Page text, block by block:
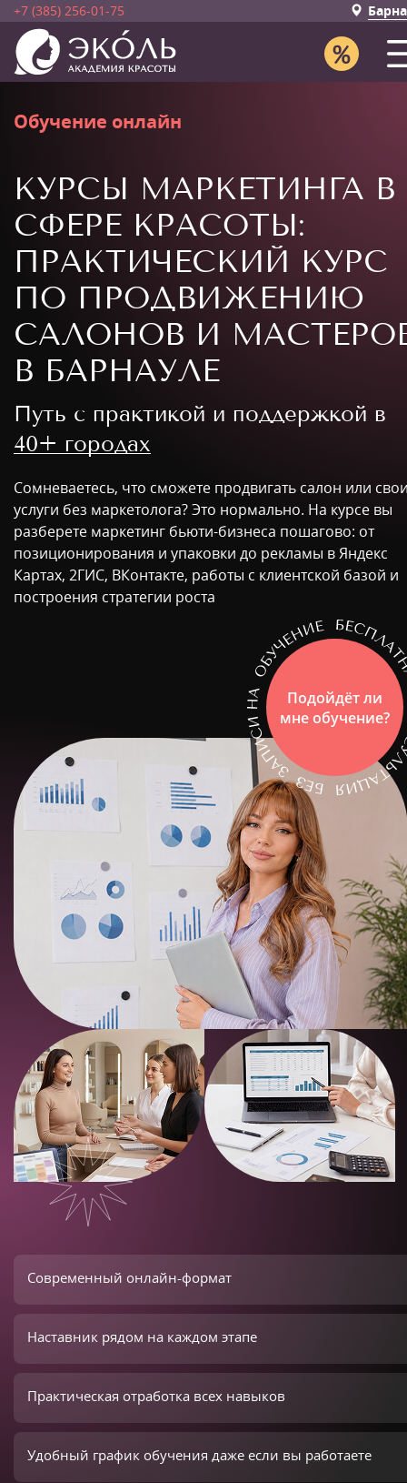
+7 (385) 256-01-75
Обучение онлайн
КУРСЫ МАРКЕТИНГА В
СФЕРЕ КРАСОТЫ:
ПРАКТИЧЕСКИЙ КУРС
ПО ПРОДВИЖЕНИЮ
САЛОНОВ И
В БАРНАУЛЕ
Путь с практикой и поддержкой в
40+ городах
Сомневаетесь, что сможете продвигать салон или
услуги без маркетолога? Это нормально. На курсе вы
разберете маркетинг бьюти-бизнеса пошагово: от
позиционирования и упаковки до рекламы в Яндекс
Картах, 2ГИС, ВКонтакте, работы с клиентской базой и
построения стратегии роста
Подойдёт ли
мне обучение?
Современный онлайн-формат
Наставник рядом на каждом этапе
Практическая отработка всех навыков
Удобный график обучения даже если вы работаете